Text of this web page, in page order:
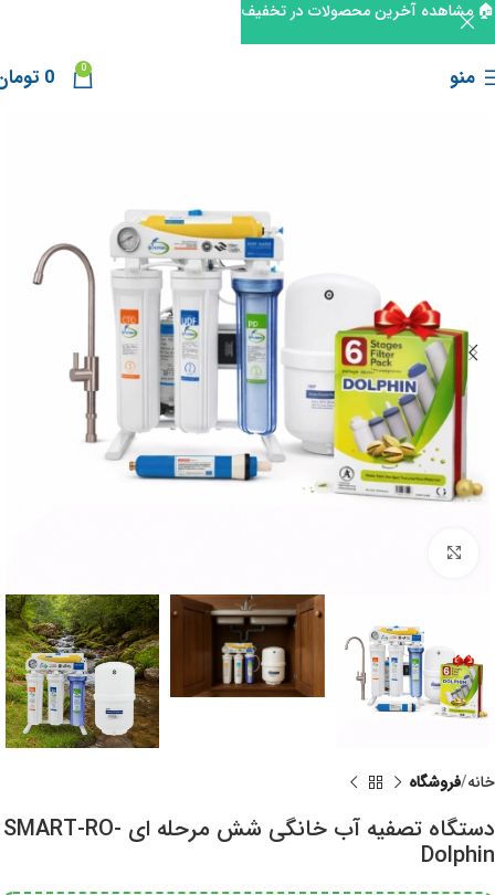
منو 0
0
خانه فروشگاه
دستگاه تصفیه آب خانگی شش مرحله ای SMART-RO-
Dolphin
🏠 مشاهده آخرین محصولات در تخفیف